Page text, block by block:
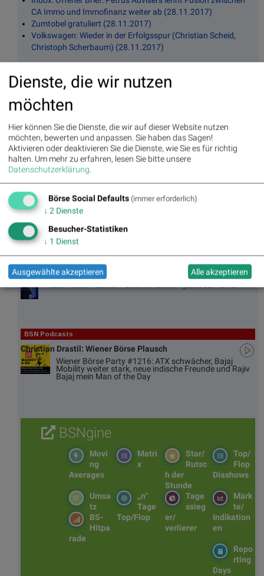
CA Immo und Immofinanz weiter ab (28.11.2017)
Zumtobel gratuliert (28.11.2017)
Volkswagen: Wieder in der Erfolgsspur (Christian Scheid,
Christoph Scherbaum) (28.11.2017)
Universum(Zusammensetzung, Performance, Umsätze,
Statistiken).
Was noch interessant sein dürfte:
Inbox: Wienerberger kauft ab 6. Dezember eigene Aktien
Inbox: RHI Magnesita kommt in den FTSE 250 Index
Inbox: Do&Co bekräftigt: Zugcatering-Mitarbeiter gehen auf Neuen
über
Inbox: RBI zur „Bank des Jahres in Zentral- und Osteuropa“ gekürt
Inbox: Aktien-Ausblick: Fundamentaldaten geben den Ton an
BSN Podcasts
Christian Drastil: Wiener Börse Plausch
Wiener Börse Party #1216: ATX schwächer, Bajaj
Mobility weiter stark, neue indische Freunde und Rajiv
Bajaj mein Man of the Day
BSNgine
Top/
Flop
Diashows
Star/
Rutsc
h der
Stunde
Matri
x
Movi
ng
Averages
Märk
te/
Indikation
en
Tage
ssieg
er/
verlierer
„n“
Tage
Top/Flop
Umsa
tz
BS-
Hitpa
rade
Repo
rting
Days
Dienste, die wir nutzen
möchten
Hier können Sie die Dienste, die wir auf dieser Website nutzen
möchten, bewerten und anpassen. Sie haben das Sagen!
Aktivieren oder deaktivieren Sie die Dienste, wie Sie es für richtig
halten. Um mehr zu erfahren, lesen Sie bitte unsere
Datenschutzerklärung.
Börse Social Defaults (immer erforderlich)
↓ 2 Dienste
Besucher-Statistiken
↓ 1 Dienst
Ausgewählte akzeptieren Alle akzeptieren